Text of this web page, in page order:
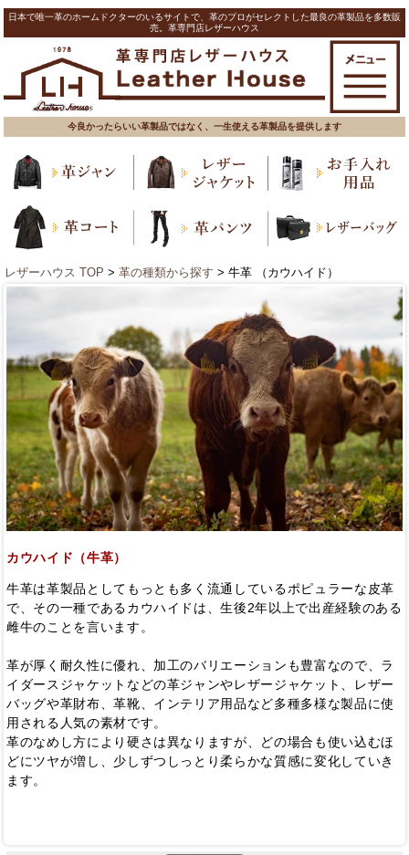
日本で唯一革のホームドクターのいるサイトで、革のプロがセレクトした最良の革製品を多数販
売。革専門店レザーハウス
今良かったらいい革製品ではなく、一生使える革製品を提供します
レザーハウス TOP > 革の種類から探す > 牛革 （カウハイド）
カウハイド（牛革）
牛革は革製品としてもっとも多く流通しているポピュラーな皮革
で、その一種であるカウハイドは、生後2年以上で出産経験のある
雌牛のことを言います。
革が厚く耐久性に優れ、加工のバリエーションも豊富なので、ラ
イダースジャケットなどの革ジャンやレザージャケット、レザー
バッグや革財布、革靴、インテリア用品など多種多様な製品に使
用される人気の素材です。
革のなめし方により硬さは異なりますが、どの場合も使い込むほ
どにツヤが増し、少しずつしっとり柔らかな質感に変化していき
ます。